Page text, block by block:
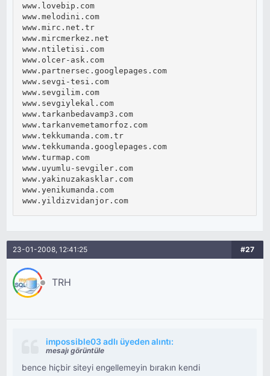
www.lovebip.com
www.melodini.com
www.mirc.net.tr
www.mircmerkez.net
www.ntiletisi.com
www.olcer-ask.com
www.partnersec.googlepages.com
www.sevgi-tesi.com
www.sevgilim.com
www.sevgiylekal.com
www.tarkanbedavamp3.com
www.tarkanvemetamorfoz.com
www.tekkumanda.com.tr
www.tekkumanda.googlepages.com
www.turmap.com
www.uyumlu-sevgiler.com
www.yakinuzakasklar.com
www.yenikumanda.com
www.yildizvidanjor.com
23-01-2008, 12:41:25 #27
TRH
impossible03 adlı üyeden alıntı:
mesajı görüntüle
bence hiçbir siteyi engellemeyin bırakın kendi